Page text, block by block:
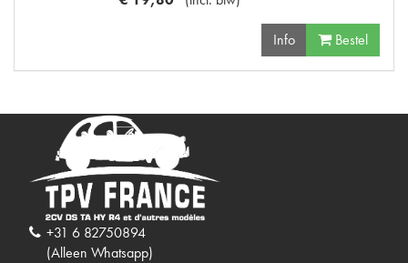
Info Bestel
+31 6 82750894
(Alleen Whatsapp)